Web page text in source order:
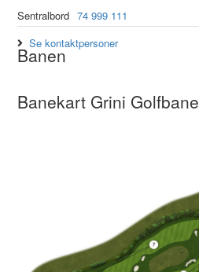
Sentralbord 74 999 111
Se kontaktpersoner
Banen
Banekart Grini Golfbane